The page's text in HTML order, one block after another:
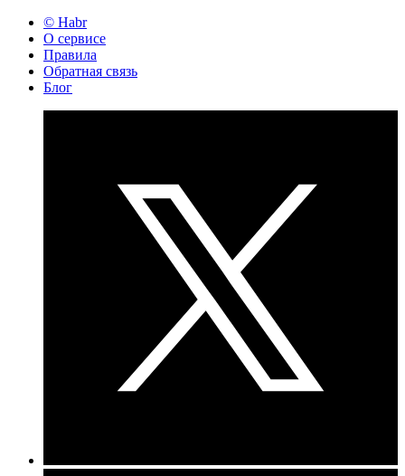
© Habr
О сервисе
Правила
Обратная связь
Блог